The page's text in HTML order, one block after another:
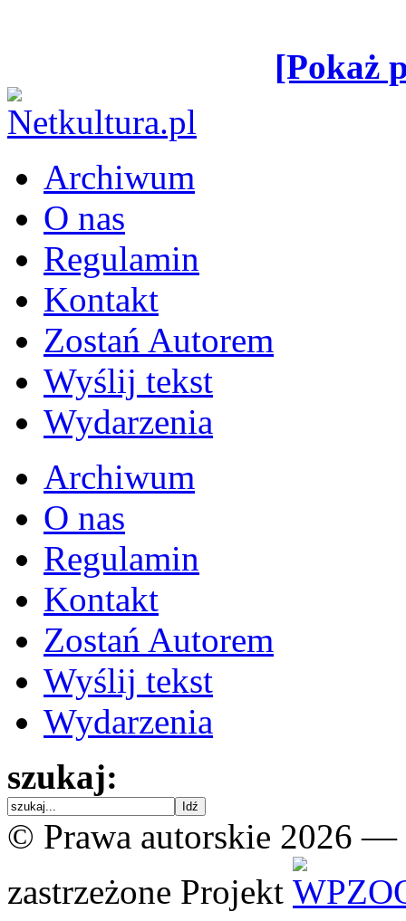
[Pokaż
Archiwum
O nas
Regulamin
Kontakt
Zostań Autorem
Wyślij tekst
Wydarzenia
Archiwum
O nas
Regulamin
Kontakt
Zostań Autorem
Wyślij tekst
Wydarzenia
szukaj:
© Prawa autorskie 2026 —
zastrzeżone Projekt